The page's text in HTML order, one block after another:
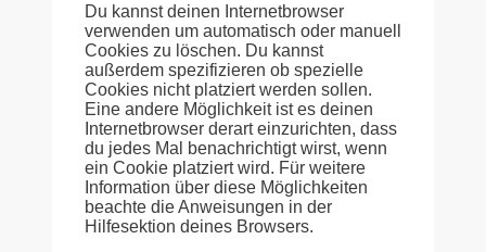
Du kannst deinen Internetbrowser
verwenden um automatisch oder manuell
Cookies zu löschen. Du kannst
außerdem spezifizieren ob spezielle
Cookies nicht platziert werden sollen.
Eine andere Möglichkeit ist es deinen
Internetbrowser derart einzurichten, dass
du jedes Mal benachrichtigt wirst, wenn
ein Cookie platziert wird. Für weitere
Information über diese Möglichkeiten
beachte die Anweisungen in der
Hilfesektion deines Browsers.